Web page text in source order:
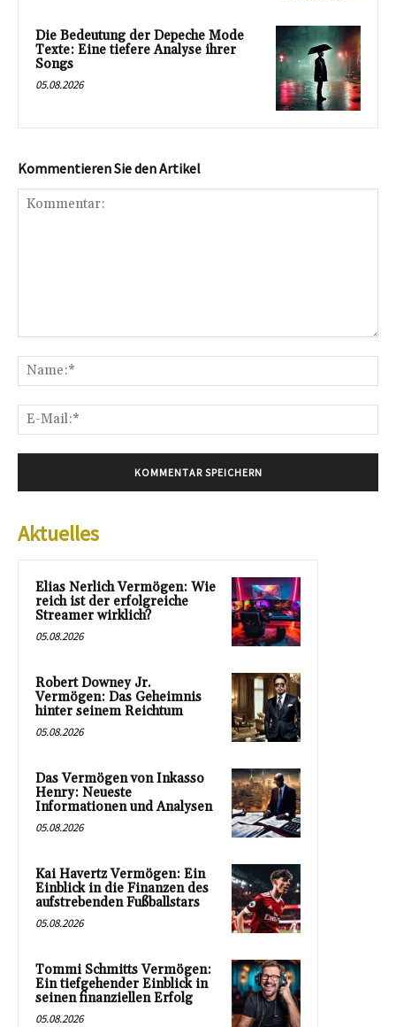
Die Bedeutung der Depeche Mode
Texte: Eine tiefere Analyse ihrer
Songs
05.08.2026
Kommentieren Sie den Artikel
Aktuelles
Elias Nerlich Vermögen: Wie
reich ist der erfolgreiche
Streamer wirklich?
05.08.2026
Robert Downey Jr.
Vermögen: Das Geheimnis
hinter seinem Reichtum
05.08.2026
Das Vermögen von Inkasso
Henry: Neueste
Informationen und Analysen
05.08.2026
Kai Havertz Vermögen: Ein
Einblick in die Finanzen des
aufstrebenden Fußballstars
05.08.2026
Tommi Schmitts Vermögen:
Ein tiefgehender Einblick in
seinen finanziellen Erfolg
05.08.2026